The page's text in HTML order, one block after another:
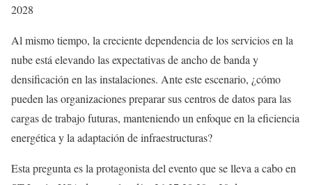
2028
Al mismo tiempo, la creciente dependencia de los servicios en la
nube está elevando las expectativas de ancho de banda y
densificación en las instalaciones. Ante este escenario, ¿cómo
pueden las organizaciones preparar sus centros de datos para las
cargas de trabajo futuras, manteniendo un enfoque en la eficiencia
energética y la adaptación de infraestructuras?
Esta pregunta es la protagonista del evento que se lleva a cabo en